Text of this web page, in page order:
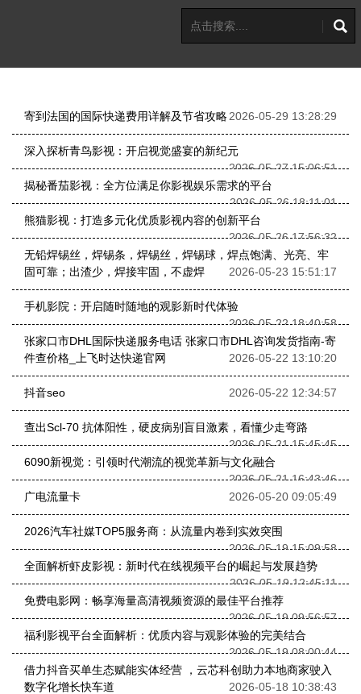
寄到法国的国际快递费用详解及节省攻略2026-05-29 13:28:29
深入探析青鸟影视：开启视觉盛宴的新纪元
2026-05-27 15:06:51
揭秘番茄影视：全方位满足你影视娱乐需求的平台
2026-05-26 18:11:01
熊猫影视：打造多元化优质影视内容的创新平台
2026-05-26 17:56:32
无铅焊锡丝，焊锡条，焊锡丝，焊锡球，焊点饱满、光亮、牢
固可靠；出渣少，焊接牢固，不虚焊
2026-05-23 15:51:17
手机影院：开启随时随地的观影新时代体验
2026-05-22 18:40:58
张家口市DHL国际快递服务电话 张家口市DHL咨询发货指南-寄
件查价格_上飞时达快递官网
2026-05-22 13:10:20
抖音seo 2026-05-22 12:34:57
查出Scl-70 抗体阳性，硬皮病别盲目激素，看懂少走弯路
2026-05-21 15:45:45
6090新视觉：引领时代潮流的视觉革新与文化融合
2026-05-21 16:43:46
广电流量卡
2026-05-20 09:05:49
2026汽车社媒TOP5服务商：从流量内卷到实效突围
2026-05-19 15:09:58
全面解析虾皮影视：新时代在线视频平台的崛起与发展趋势
2026-05-19 12:45:11
免费电影网：畅享海量高清视频资源的最佳平台推荐
2026-05-19 09:56:57
福利影视平台全面解析：优质内容与观影体验的完美结合
2026-05-19 08:00:44
借力抖音买单生态赋能实体经营 ，云芯科创助力本地商家驶入
数字化增长快车道
2026-05-18 10:38:43